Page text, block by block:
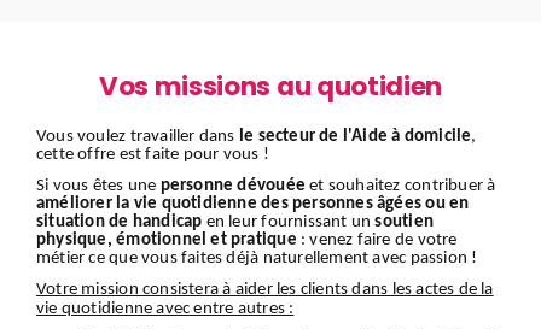
Vos missions au quotidien
Vous voulez travailler dans le secteur de l'Aide à domicile,
cette offre est faite pour vous !
Si vous êtes une personne dévouée et souhaitez contribuer à
améliorer la vie quotidienne des personnes âgées ou en
situation de handicap en leur fournissant unsoutien
physique, émotionnel et pratique : venez faire de votre
métier ce que vous faites déjà naturellement avec passion !
Votre mission consistera à aider les clients dans les actes de la
vie quotidienne avec entre autres :